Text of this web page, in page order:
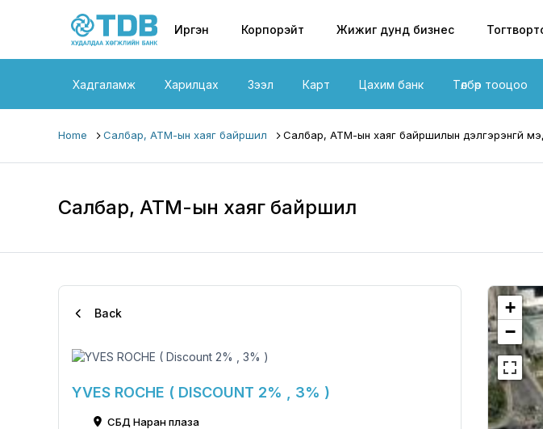
Иргэн Корпорэйт Жижиг дунд бизнес
Хадгаламж Харилцах Зээл Карт Цахим банк Төлбөр тооцоо
Home Салбар, АТМ-ын хаяг байршил Салбар, АТМ-ын хаяг байршилын дэлгэрэнгүй
Салбар, АТМ-ын хаяг байршил
Back
YVES ROCHE ( DISCOUNT 2% , 3% )
СБД Наран плаза
+
−